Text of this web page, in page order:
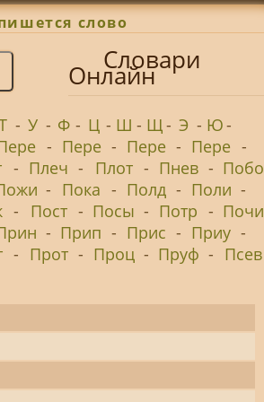
слово
Словари
Онлайн
- У - Ф - Ц - Ш - Щ- Э - Ю-
- Пере - Пере - Пере -
- Плеч - Плот - Пнев - Побо
- Пока - Полд - Поли -
- Пост - Посы - Потр - Почи
- Прип - Прис - Приу -
- Прот - Проц - Пруф - Псев